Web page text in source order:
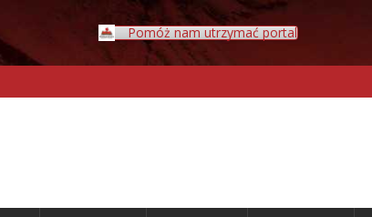
Pomóż nam utrzymać portal